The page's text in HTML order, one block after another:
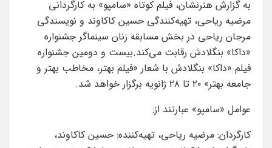
به گزارش هنرنشان، فیلم کوتاه «سامپو» به کارگردانی
مرضیه ریاحی، تهیه‌کنندگی حسین کاکاوند و نویسندگی
مرجان ریاحی در بخش مسابقه زنان سینماگر جشنواره
«داکا» بنگلادش رقابت می‌کند.بیست و دومین جشنواره
فیلم «داکا» بنگلادش با شعار «فیلم بهتر، مخاطب بهتر و
جامعه بهتر» ۲۰ تا ۲۸ ژانویه برگزار خواهد شد.
عوامل «سامپو» عبارتند از:
کارگردان: مرضیه ریاحی، تهیه‌کننده: حسین کاکاوند،